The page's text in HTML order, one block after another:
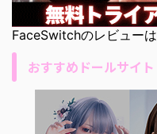
FaceSwitchのレビューは
おすすめドールサイト